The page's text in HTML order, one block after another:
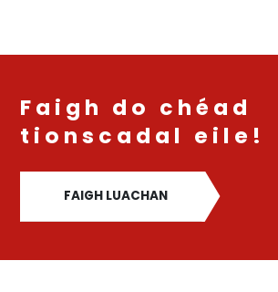
Faigh do chéad
tionscadal eile!
FAIGH LUACHAN